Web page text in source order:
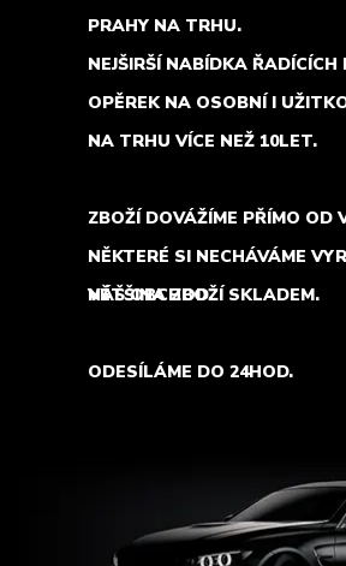
PRAHY NA TRHU.
NEJŠIRŠÍ NABÍDKA
OPĚREK NA OSOBNÍ I
NA TRHU VÍCE NEŽ 10LET.
ZBOŽÍ DOVÁŽÍME PŘÍMO OD
NĚKTERÉ SI NECHÁVÁME
NÁŠ OBCHOD.
VĚTŠINA ZBOŽÍ SKLADEM.
ODESÍLÁME DO 24HOD.